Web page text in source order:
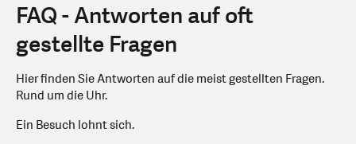
FAQ - Antworten auf oft
gestellte Fragen
Hier finden Sie Antworten auf die meist gestellten Fragen.
Rund um die Uhr.
Ein Besuch lohnt sich.